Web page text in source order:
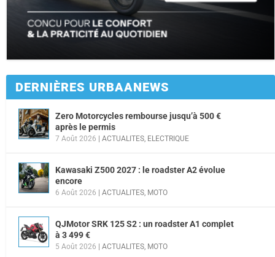
DERNIÈRES URBAANEWS
Zero Motorcycles rembourse jusqu’à 500 €
après le permis
7 Août 2026 ACTUALITES, ELECTRIQUE
Kawasaki Z500 2027 : le roadster A2 évolue
encore
6 Août 2026 ACTUALITES, MOTO
QJMotor SRK 125 S2 : un roadster A1 complet
à 3 499 €
5 Août 2026 ACTUALITES, MOTO